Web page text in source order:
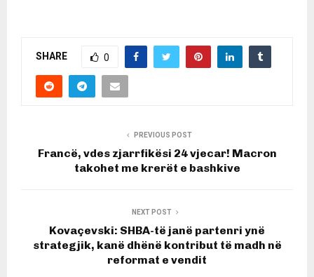
SHARE 0
PREVIOUS POST
Francë, vdes zjarrfikësi 24 vjecar! Macron
takohet me krerët e bashkive
NEXT POST
Kovaçevski: SHBA-të janë partenri ynë
strategjik, kanë dhënë kontribut të madh në
reformat e vendit